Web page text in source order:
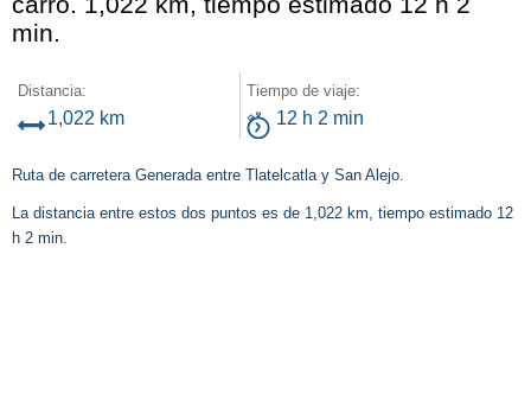
min.
Distancia:
1,022 km
Tiempo de viaje:
12 h 2 min
Ruta de carretera Generada entre Tlatelcatla y San Alejo.
La distancia entre estos dos puntos es de 1,022 km, tiempo estimado 12
h 2 min.